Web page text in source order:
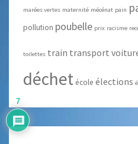
marées vertes maternité mécénat pain
pollution poubelle prix racisme
toilettes train transport
déchet école élections
7